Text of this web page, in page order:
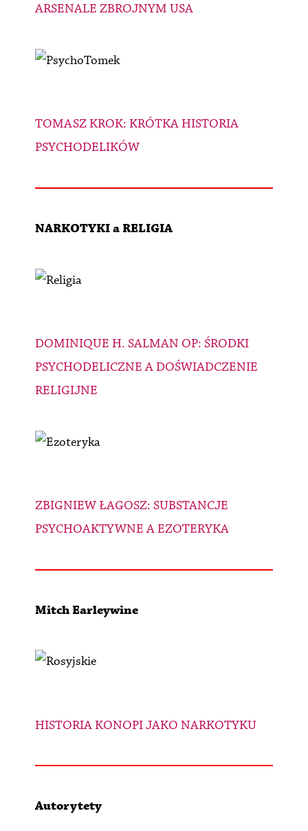
ARSENALE ZBROJNYM USA
TOMASZ KROK: KRÓTKA HISTORIA
PSYCHODELIKÓW
NARKOTYKI a RELIGIA
DOMINIQUE H. SALMAN OP: ŚRODKI
PSYCHODELICZNE A DOŚWIADCZENIE
RELIGIJNE
ZBIGNIEW ŁAGOSZ: SUBSTANCJE
PSYCHOAKTYWNE A EZOTERYKA
Mitch Earleywine
HISTORIA KONOPI JAKO NARKOTYKU
Autorytety